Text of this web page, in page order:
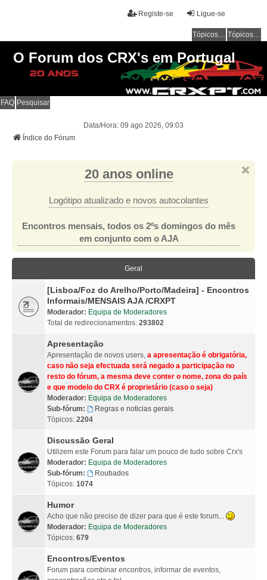
Ligue-se
Registe-se
Tópicos sem resposta Tópicos ativos
O Forum dos CRX's em Portugal
FAQ Pesquisar
Data/Hora: 09 ago 2026, 09:03
Índice do Fórum
20 anos online
Logótipo atualizado e novos autocolantes
Encontros mensais, todos os 2ºs domingos do mês
em conjunto com o AJA
Geral
[Lisboa/Foz do Arelho/Porto/Madeira] - Encontros
Informais/MENSAIS AJA /CRXPT
Moderador: Equipa de Moderadores
Total de redirecionamentos: 293802
Apresentação
Apresentação de novos users, a apresentação é obrigatória,
caso não seja efectuada será negado a participação no
resto do fórum, a mesma deve conter o nome, zona do país
e que modelo do CRX é proprietário (caso o seja)
Moderador: Equipa de Moderadores
Sub-fórum:
Regras e noticias gerais
Tópicos: 2204
Discussão Geral
Utilizem este Forum para falar um pouco de tudo sobre Crx's
Moderador: Equipa de Moderadores
Sub-fórum:
Roubados
Tópicos: 1074
Humor
Acho que não preciso de dizer para que é este forum...
Moderador: Equipa de Moderadores
Tópicos: 679
Encontros/Eventos
Forum para combinar encontros, informar de eventos,